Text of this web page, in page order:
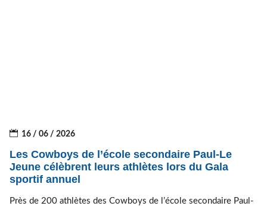
16 / 06 / 2026
Les Cowboys de l’école secondaire Paul-Le
Jeune célèbrent leurs athlètes lors du Gala
sportif annuel
Près de 200 athlètes des Cowboys de l’école secondaire Paul-